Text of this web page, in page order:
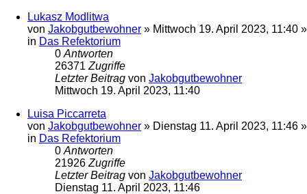
Lukasz Modlitwa
von Jakobgutbewohner » Mittwoch 19. April 2023, 11:40 »
in Das Refektorium
0 Antworten
26371 Zugriffe
Letzter Beitrag von Jakobgutbewohner
Mittwoch 19. April 2023, 11:40
Luisa Piccarreta
von Jakobgutbewohner » Dienstag 11. April 2023, 11:46 »
in Das Refektorium
0 Antworten
21926 Zugriffe
Letzter Beitrag von Jakobgutbewohner
Dienstag 11. April 2023, 11:46